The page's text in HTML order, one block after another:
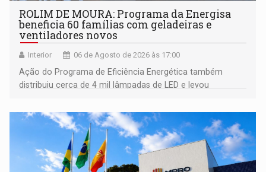
ROLIM DE MOURA: Programa da Energisa
beneficia 60 famílias com geladeiras e
ventiladores novos
Interior 06 de Agosto de 2026 às 17:00
Ação do Programa de Eficiência Energética também
distribuiu cerca de 4 mil lâmpadas de LED e levou
comunidade